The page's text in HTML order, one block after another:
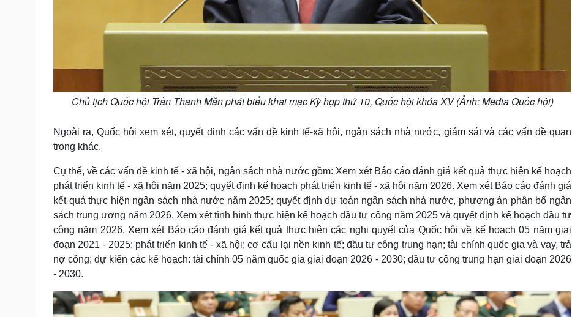
Chủ tịch Quốc hội Trần Thanh Mẫn phát biểu khai mạc Kỳ họp thứ 10, Quốc hội khóa XV (Ảnh: Media Quốc hội)
Ngoài ra, Quốc hội xem xét, quyết định các vấn đề kinh tế-xã hội, ngân sách nhà nước, giám sát và các vấn đề quan
trọng khác.
Cụ thể, về các vấn đề kinh tế - xã hội, ngân sách nhà nước gồm: Xem xét Báo cáo đánh giá kết quả thực hiện kế hoạch
phát triển kinh tế - xã hội năm 2025; quyết định kế hoạch phát triển kinh tế - xã hội năm 2026. Xem xét Báo cáo đánh giá
kết quả thực hiện ngân sách nhà nước năm 2025; quyết định dự toán ngân sách nhà nước, phương án phân bổ ngân
sách trung ương năm 2026. Xem xét tình hình thực hiện kế hoạch đầu tư công năm 2025 và quyết định kế hoạch đầu tư
công năm 2026. Xem xét Báo cáo đánh giá kết quả thực hiện các nghị quyết của Quốc hội về kế hoạch 05 năm giai
đoạn 2021 - 2025: phát triển kinh tế - xã hội; cơ cấu lại nền kinh tế; đầu tư công trung hạn; tài chính quốc gia và vay, trả
nợ công; dự kiến các kế hoạch: tài chính 05 năm quốc gia giai đoạn 2026 - 2030; đầu tư công trung hạn giai đoạn 2026
- 2030.